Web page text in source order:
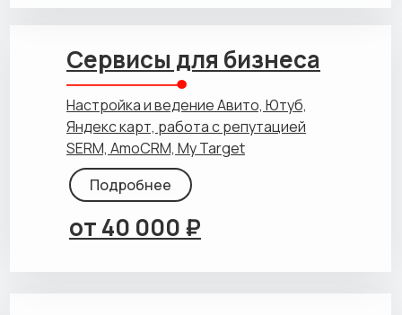
Сервисы для бизнеса
Настройка и ведение Авито, Ютуб,
Яндекс карт, работа с репутацией
SERM, AmoCRM, My Target
от 40 000 ₽
Подробнее